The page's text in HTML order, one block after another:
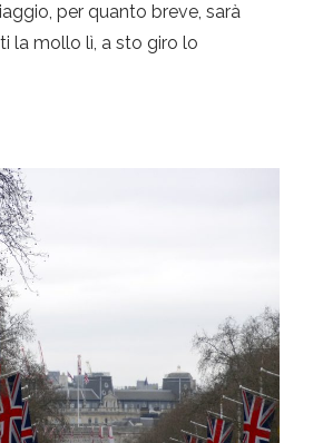
per quanto breve, sarà
la mollo lì, a sto giro lo